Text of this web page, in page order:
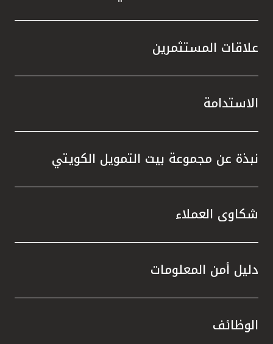
علاقات المستثمرين
الاستدامة
نبذة عن مجموعة بيت التمويل الكويتي
شكاوى العملاء
دليل أمن المعلومات
الوظائف